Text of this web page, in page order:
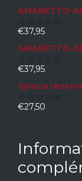
AMARETTO
0
5
€37,95
AMARETTO
0
5
€37,95
Ypioca
0
€27,50